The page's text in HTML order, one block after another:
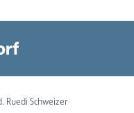
Ruedi Schweizer